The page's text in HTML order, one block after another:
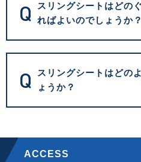
Q
スリングシートはどの
ればよいのでしょうか？
Q
スリングシートはどの
ょうか？
ACCESS